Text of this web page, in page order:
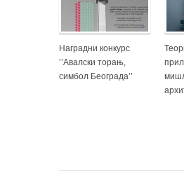
Наградни конкурс
’’Авалски торањ,
симбол Београда’’